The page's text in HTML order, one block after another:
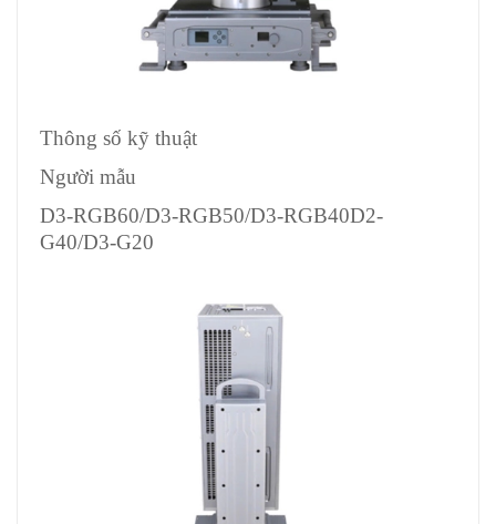
Thông số kỹ thuật
Người mẫu
D3-RGB60/D3-RGB50/D3-RGB40D2-
G40/D3-G20